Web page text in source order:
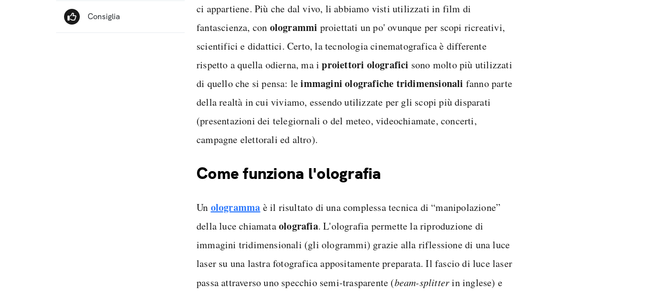
ci appartiene. Più che dal vivo, li abbiamo visti utilizzati in film di
fantascienza, con ologrammi proiettati un po' ovunque per scopi ricreativi,
scientifici e didattici. Certo, la tecnologia cinematografica è differente
rispetto a quella odierna, ma iproiettori olografici sono molto più utilizzati
di quello che si pensa: leimmagini olografiche tridimensionali fanno parte
della realtà in cui viviamo, essendo utilizzate per gli scopi più disparati
(presentazioni dei telegiornali o del meteo, videochiamate, concerti,
campagne elettorali ed altro).
Come funziona l'olografia
Un ologramma è il risultato di una complessa tecnica di “manipolazione”
della luce chiamataolografia. L'olografia permette la riproduzione di
immagini tridimensionali (gli ologrammi) grazie alla riflessione di una luce
laser su una lastra fotografica appositamente preparata. Il fascio di luce laser
passa attraverso uno specchio semi-trasparente (beam-splitterin inglese) e